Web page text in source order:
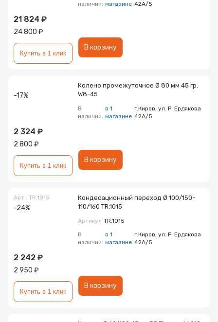
наличии: магазине 42А/5
21 824 ₽
24 800 ₽
В корзину
Купить в 1 клик
-17%
Колено промежуточное Ø 80 мм 45 гр.
W8-45
В
наличии:
в 1
магазине
г.Киров, ул. Р. Ердякова
42А/5
2 324 ₽
2 800 ₽
В корзину
Купить в 1 клик
Арт.: TR.1015
-24%
Кондесационный переход Ø 100/150-
110/160 TR.1015
Артикул TR.1015
В
наличии:
в 1
магазине
г.Киров, ул. Р. Ердякова
42А/5
2 242 ₽
2 950 ₽
В корзину
Купить в 1 клик